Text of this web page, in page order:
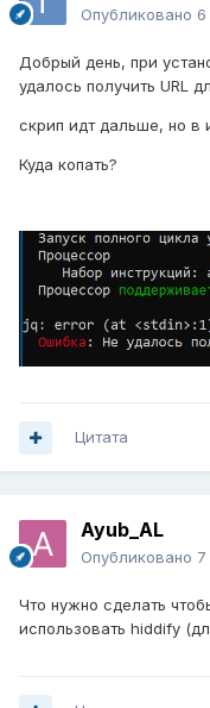
Опубликовано
Добрый день, при
удалось получить URL
скрип идт дальше, но в
Куда копать?
Цитата
Ayub_AL
Опубликовано
Что нужно сделать
использовать hiddify